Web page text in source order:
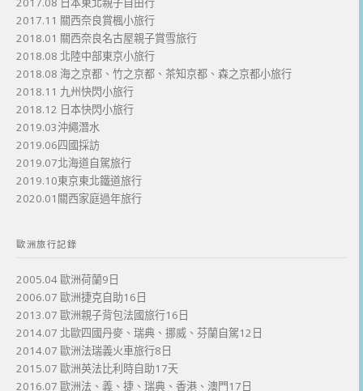
2017.11 關西奈良賞楓小旅行
2018.01 關西奈良名古屋親子賞雪旅行
2018.08 北陸中部東京小旅行
2018.08 海之京都、竹之京都、茶知京都、森之京都小旅行
2018.11 九州快閃小旅行
2018.12 日本快閃小旅行
2019.03沖繩潛水
2019.06四國採訪
2019.07北海道自駕旅行
2019.10東京東北鐵道旅行
2020.01關西家庭過年旅行
歐洲旅行記錄
2005.04 歐洲荷蘭9日
2006.07 歐洲捷克自助16日
2013.07 歐洲親子背包法國旅行16日
2014.07 北歐四國丹麥、瑞典、挪威、芬蘭自駕12日
2014.07 歐洲法瑞義火車旅行8日
2015.07 歐洲英法比利時自助17天
2016.07 歐洲法、義、捷、瑞典、香港、澳門17日